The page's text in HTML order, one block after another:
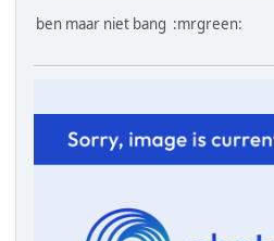
ben maar niet bang :mrgreen: